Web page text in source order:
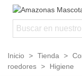
Inicio > Tienda >
roedores > Higiene